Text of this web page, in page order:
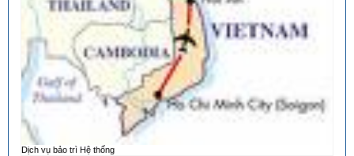
Dịch vụ bảo trì Hệ thống